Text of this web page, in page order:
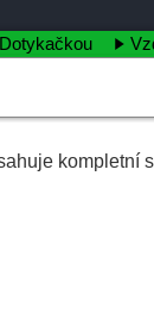
kompletní